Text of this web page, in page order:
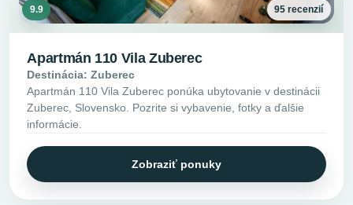
9.9 95 recenzií
Apartmán 110 Vila Zuberec
Destinácia: Zuberec
Apartmán 110 Vila Zuberec ponúka ubytovanie v destinácii
Zuberec, Slovensko. Pozrite si vybavenie, fotky a ďalšie
informácie.
Zobraziť ponuky